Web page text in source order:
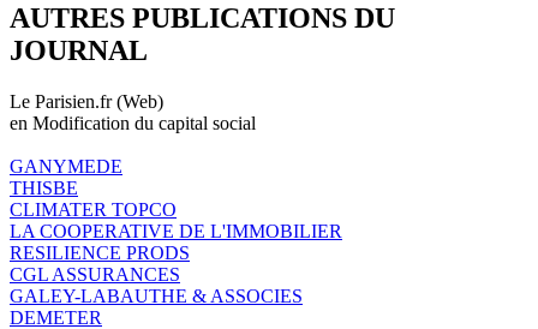
AUTRES PUBLICATIONS DU
JOURNAL
Le Parisien.fr (Web)
en Modification du capital social
GANYMEDE
THISBE
CLIMATER TOPCO
LA COOPERATIVE DE L'IMMOBILIER
RESILIENCE PRODS
CGL ASSURANCES
GALEY-LABAUTHE & ASSOCIES
DEMETER